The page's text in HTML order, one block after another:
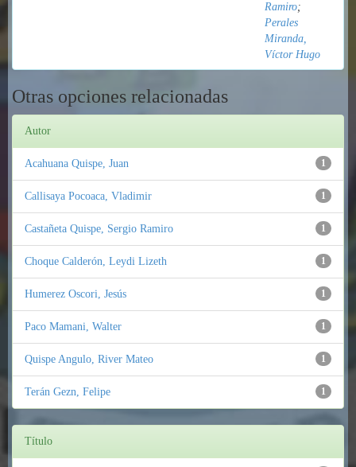
Ramiro;
Perales
Miranda,
Víctor Hugo
Otras opciones relacionadas
Autor
1
Acahuana Quispe, Juan
1
Callisaya Pocoaca, Vladimir
1
Castañeta Quispe, Sergio Ramiro
1
Choque Calderón, Leydi Lizeth
1
Humerez Oscori, Jesús
1
Paco Mamani, Walter
1
Quispe Angulo, River Mateo
1
Terán Gezn, Felipe
Título